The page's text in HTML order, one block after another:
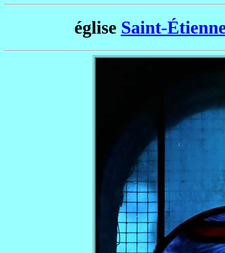
église Saint-